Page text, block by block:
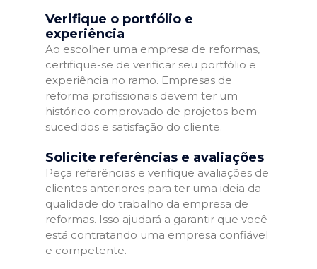
Verifique o portfólio e
experiência
Ao escolher uma empresa de reformas,
certifique-se de verificar seu portfólio e
experiência no ramo. Empresas de
reforma profissionais devem ter um
histórico comprovado de projetos bem-
sucedidos e satisfação do cliente.
Solicite referências e avaliações
Peça referências e verifique avaliações de
clientes anteriores para ter uma ideia da
qualidade do trabalho da empresa de
reformas. Isso ajudará a garantir que você
está contratando uma empresa confiável
e competente.